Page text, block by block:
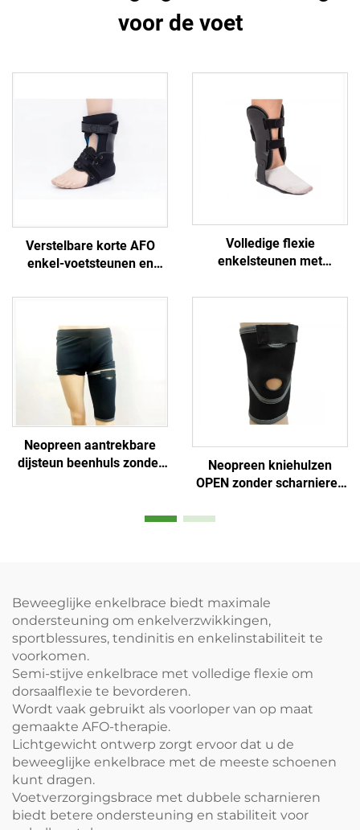
voor de voet
Verstelbare korte AFO
enkel-voetsteunen en
van de benen of
revalidatie
Volledige flexie
enkelsteunen met
voor de voet
Neopreen aantrekbare
dijsteun beenhuls zonder
Neopreen kniehulzen
OPEN zonder scharnieren
Beweeglijke enkelbrace biedt maximale
ondersteuning om enkelverzwikkingen,
sportblessures, tendinitis en enkelinstabiliteit te
voorkomen.
Semi-stijve enkelbrace met volledige flexie om
dorsaalflexie te bevorderen.
Wordt vaak gebruikt als voorloper van op maat
gemaakte AFO-therapie.
Lichtgewicht ontwerp zorgt ervoor dat u de
beweeglijke enkelbrace met de meeste schoenen
kunt dragen.
Voetverzorgingsbrace met dubbele scharnieren
biedt betere ondersteuning en stabiliteit voor